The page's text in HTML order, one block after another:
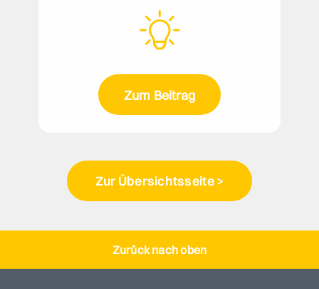
Zum Beitrag
Zur Übersichtsseite >
Zurück nach oben